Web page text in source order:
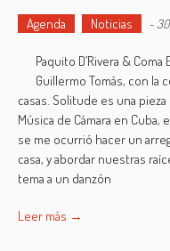
Agenda Noticias -
Paquito D’Rivera &
Guillermo Tomás, con la
casas. Solitude es una
Música de Cámara en
se me ocurrió hacer un
casa, y abordar nuestras
tema a un danzón
Leer más →